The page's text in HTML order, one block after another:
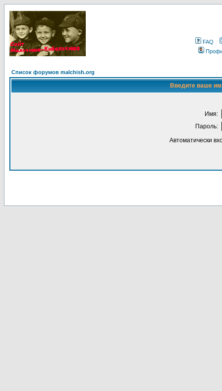
FAQ
Список форумов malchish.org
Введите ваше
Имя:
Пароль:
Автоматически